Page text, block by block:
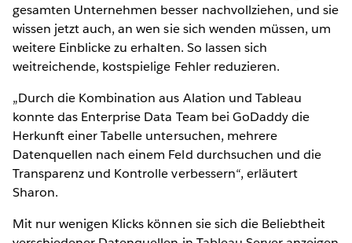
gesamten Unternehmen besser nachvollziehen, und sie
wissen jetzt auch, an wen sie sich wenden müssen, um
weitere Einblicke zu erhalten. So lassen sich
weitreichende, kostspielige Fehler reduzieren.
„Durch die Kombination aus Alation und Tableau
konnte das Enterprise Data Team bei GoDaddy die
Herkunft einer Tabelle untersuchen, mehrere
Datenquellen nach einem Feld durchsuchen und die
Transparenz und Kontrolle verbessern“, erläutert
Sharon.
Mit nur wenigen Klicks können sie sich die Beliebtheit